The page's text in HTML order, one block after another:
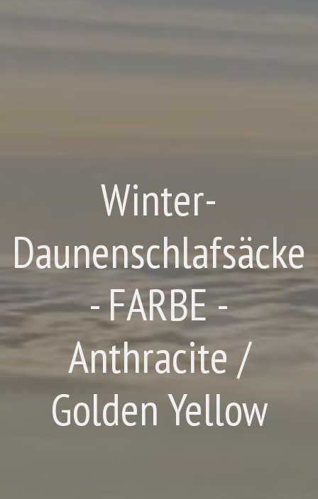
Winter-
Daunenschlafsäcke
- FARBE -
Anthracite /
Golden Yellow